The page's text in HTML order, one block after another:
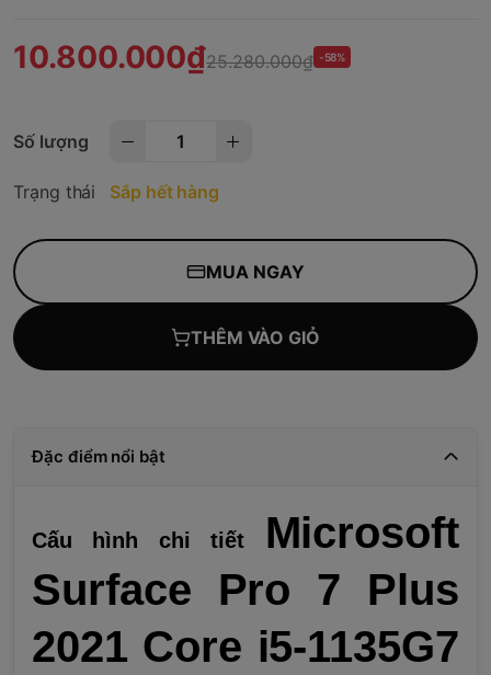
10.800.000₫25.280.000₫ -58%
Số lượng
Trạng thái Sắp hết hàng
MUA NGAY
THÊM VÀO GIỎ
Đặc điểm nổi bật
Cấu hình chi tiết
Microsoft
Surface Pro 7 Plus
2021 Core i5-1135G7